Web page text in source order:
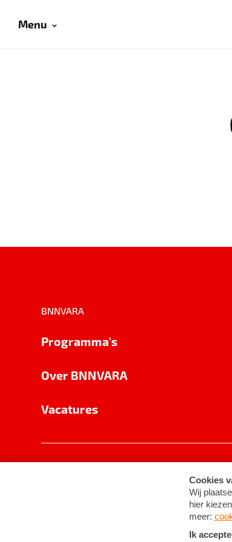
Menu
BNNVARA
Programma's
Over BNNVARA
Vacatures
Cookie-instellingen